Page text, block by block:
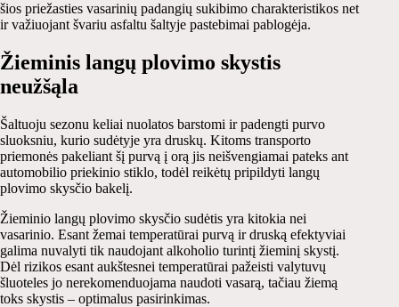
šios priežasties vasarinių padangių sukibimo charakteristikos net
ir važiuojant švariu asfaltu šaltyje pastebimai pablogėja.
Žieminis langų plovimo skystis
neužšąla
Šaltuoju sezonu keliai nuolatos barstomi ir padengti purvo
sluoksniu, kurio sudėtyje yra druskų. Kitoms transporto
priemonės pakeliant šį purvą į orą jis neišvengiamai pateks ant
automobilio priekinio stiklo, todėl reikėtų pripildyti langų
plovimo skysčio bakelį.
Žieminio langų plovimo skysčio sudėtis yra kitokia nei
vasarinio. Esant žemai temperatūrai purvą ir druską efektyviai
galima nuvalyti tik naudojant alkoholio turintį žieminį skystį.
Dėl rizikos esant aukštesnei temperatūrai pažeisti valytuvų
šluoteles jo nerekomenduojama naudoti vasarą, tačiau žiemą
toks skystis – optimalus pasirinkimas.